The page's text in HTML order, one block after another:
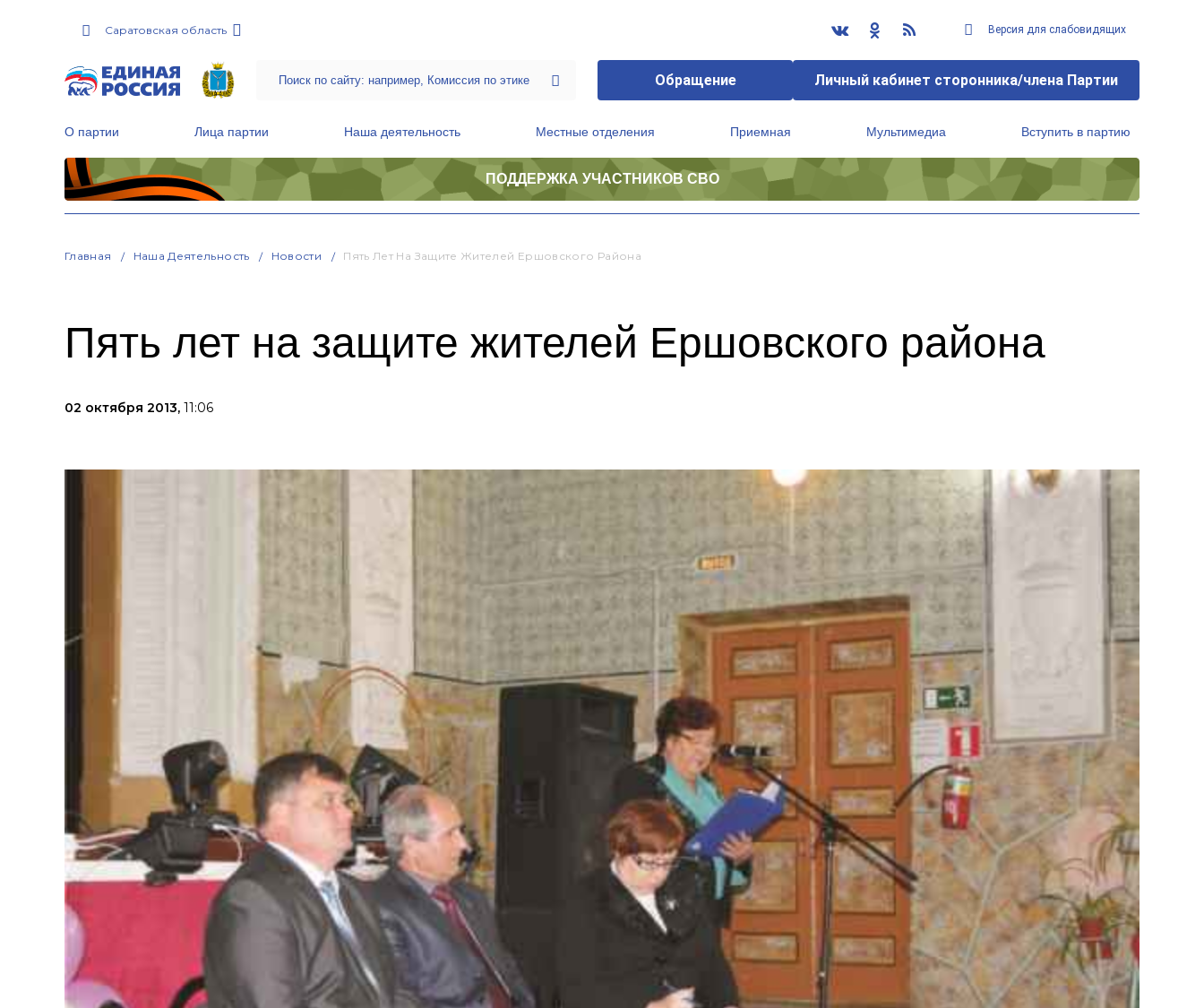
Саратовская область Версия для слабовидящих
Обращение Личный кабинет сторонника/члена Партии
О партии Лица партии Наша деятельность Местные отделения Приемная Мультимедиа Вступить в партию
ПОДДЕРЖКА УЧАСТНИКОВ СВО
Главная Наша Деятельность Новости Пять Лет На Защите Жителей Ершовского Района
Пять лет на защите жителей Ершовского района
02 октября 2013, 11:06